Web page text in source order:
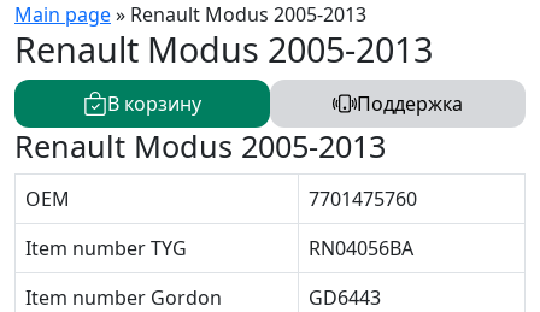
Main page» Renault Modus 2005-2013
Renault Modus 2005-2013
В корзину Поддержка
Renault Modus 2005-2013
OEM
7701475760
Item number TYG
RN04056BA
Item number Gordon
GD6443